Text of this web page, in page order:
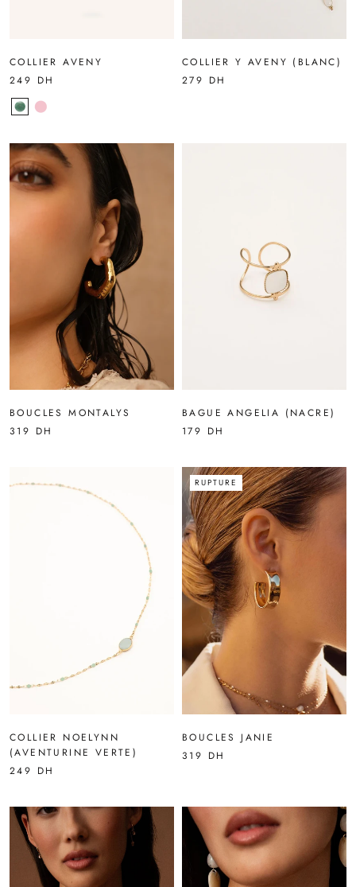
COLLIER AVENY
249 DH
COLLIER Y AVENY (BLANC)
279 DH
BOUCLES MONTALYS
319 DH
BAGUE ANGELIA (NACRE)
179 DH
COLLIER NOELYNN
(AVENTURINE VERTE)
249 DH
RUPTURE
BOUCLES JANIE
319 DH